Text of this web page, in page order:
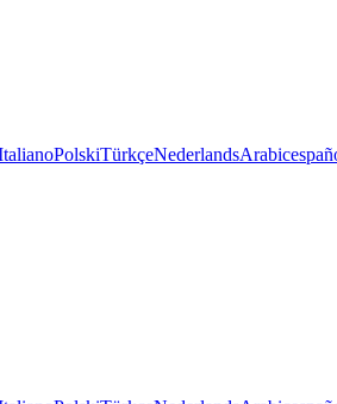
PolskiTürkçeNederlandsArabic